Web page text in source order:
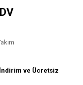
İndirim ve Ücretsiz